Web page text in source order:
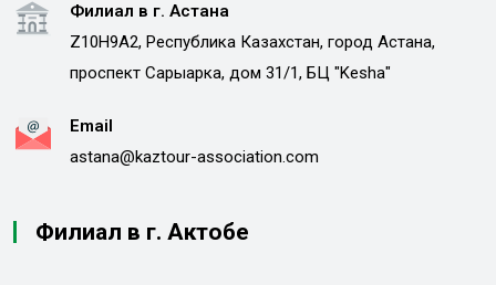
Филиал в г. Астана
Z10H9A2, Республика Казахстан, город Астана,
проспект Сарыарка, дом 31/1, БЦ "Kesha"
Email
astana@kaztour-association.com
Филиал в г. Актобе